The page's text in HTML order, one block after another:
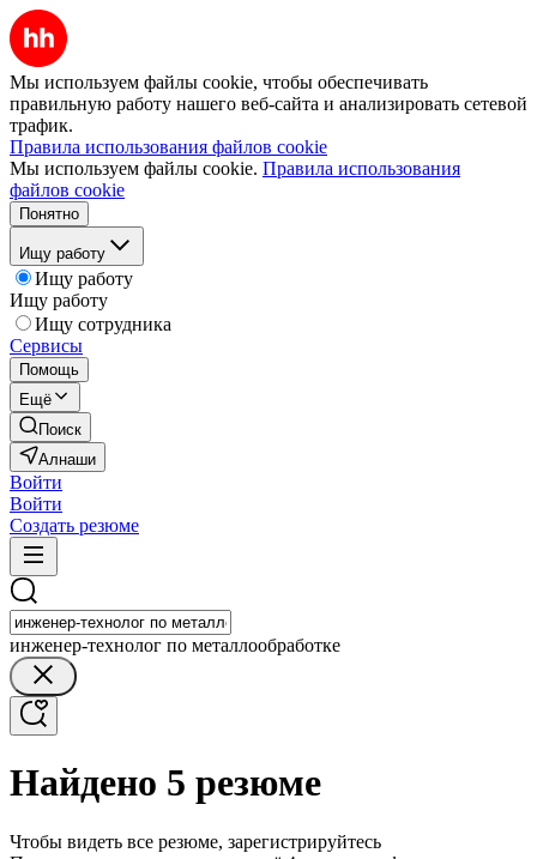
Мы используем файлы cookie, чтобы обеспечивать
правильную работу нашего веб-сайта и анализировать сетевой
трафик.
Правила использования файлов cookie
Мы используем файлы cookie. Правила использования
файлов cookie
Понятно
Ищу работу
Ищу работу
Ищу работу
Ищу сотрудника
Сервисы
Помощь
Ещё
Поиск
Алнаши
Войти
Войти
Создать резюме
инженер-технолог по металлообработке
Найдено 5 резюме
Чтобы видеть все резюме, зарегистрируйтесь